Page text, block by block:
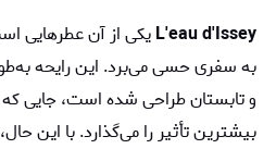
L'eau d'Isseyیکی از آن عطرهایی
به سفری حسی می‌برد. این رایحه
و تابستان طراحی شده است، جایی
بیشترین تأثیر را می‌گذارد. با این